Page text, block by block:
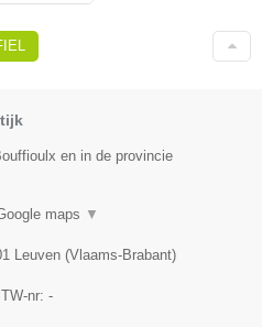
en in de provincie
maps ▼
Leuven (Vlaams-Brabant)
nr: -